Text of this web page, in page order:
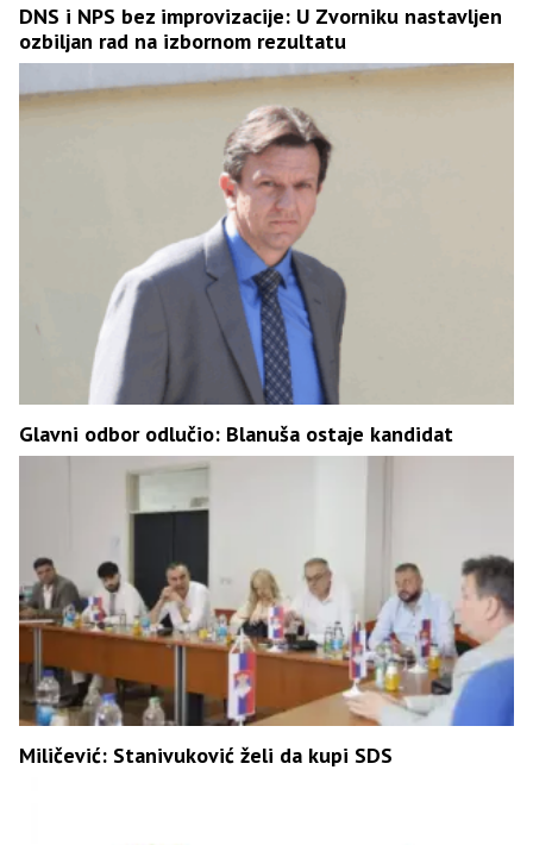
DNS i NPS bez improvizacije: U Zvorniku nastavljen
ozbiljan rad na izbornom rezultatu
Glavni odbor odlučio: Blanuša ostaje kandidat
Miličević: Stanivuković želi da kupi SDS